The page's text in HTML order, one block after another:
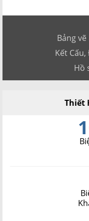
Bảng
Kết
Hồ
Thiết